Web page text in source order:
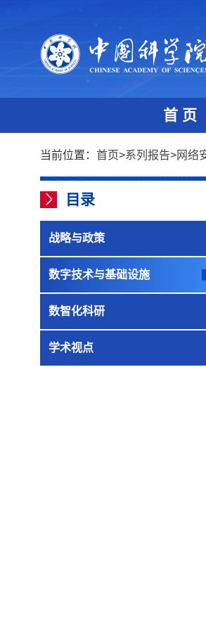
首 页
当前位置： 首页>系列报告>网络
目录
战略与政策
数字技术与基础设施
数智化科研
学术视点